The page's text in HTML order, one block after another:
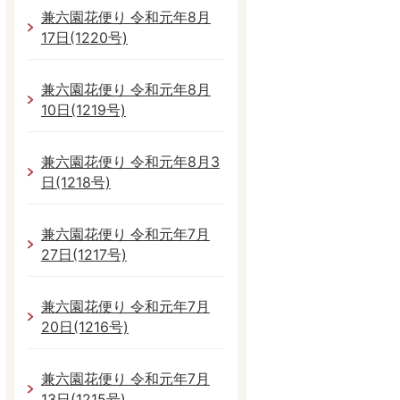
兼六園花便り 令和元年8月
17日(1220号)
兼六園花便り 令和元年8月
10日(1219号)
兼六園花便り 令和元年8月3
日(1218号)
兼六園花便り 令和元年7月
27日(1217号)
兼六園花便り 令和元年7月
20日(1216号)
兼六園花便り 令和元年7月